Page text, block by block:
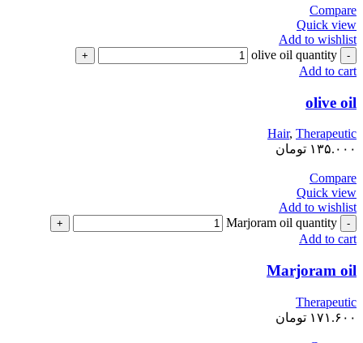
Compare
Quick view
Add to wishlist
olive oil quantity
Add to cart
olive oil
Hair, Therapeutic
۱۳۵.۰۰۰ تومان
Compare
Quick view
Add to wishlist
Marjoram oil quantity
Add to cart
Marjoram oil
Therapeutic
۱۷۱.۶۰۰ تومان